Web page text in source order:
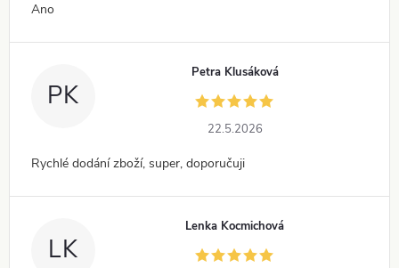
Ano
PK
Petra Klusáková
22.5.2026
Rychlé dodání zboží, super, doporučuji
LK
Lenka Kocmichová